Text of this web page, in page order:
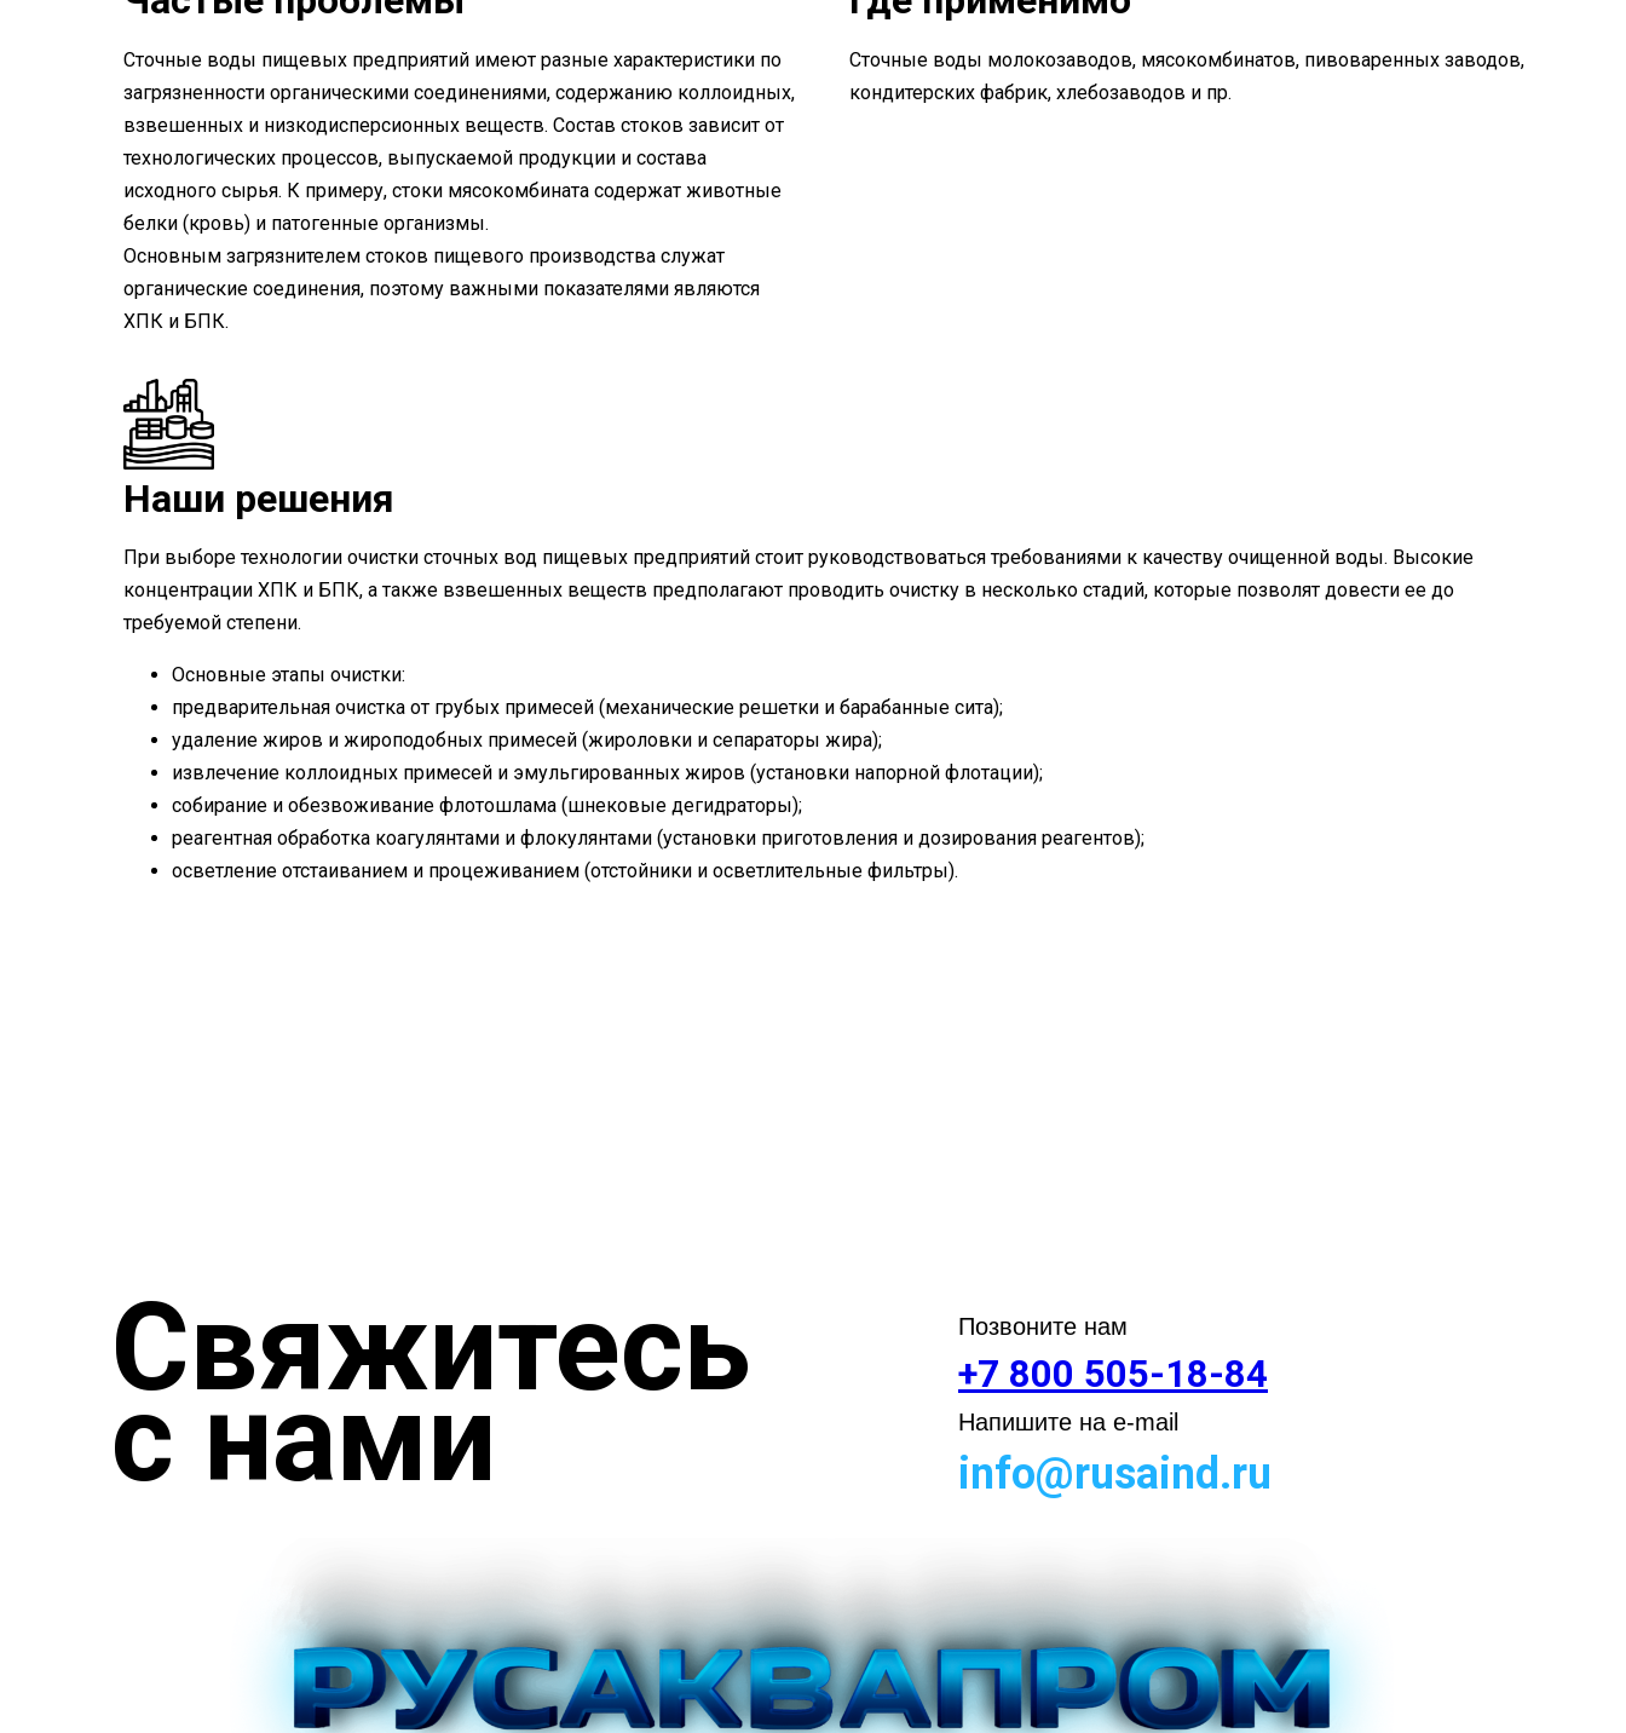
Сточные воды пищевых предприятий имеют разные характеристики по
загрязненности органическими соединениями, содержанию коллоидных,
взвешенных и низкодисперсионных веществ. Состав стоков зависит от
технологических процессов, выпускаемой продукции и состава
исходного сырья. К примеру, стоки мясокомбината содержат животные
белки (кровь) и патогенные организмы.
Основным загрязнителем стоков пищевого производства служат
органические соединения, поэтому важными показателями являются
ХПК и БПК.
Наши решения
При выборе технологии очистки сточных вод пищевых предприятий стоит руководствоваться требованиями к качеству очищенной воды. Высокие
концентрации ХПК и БПК, а также взвешенных веществ предполагают проводить очистку в несколько стадий, которые позволят довести ее до
требуемой степени.
Основные этапы очистки:
предварительная очистка от грубых примесей (механические решетки и барабанные сита);
удаление жиров и жироподобных примесей (жироловки и сепараторы жира);
извлечение коллоидных примесей и эмульгированных жиров (установки напорной флотации);
собирание и обезвоживание флотошлама (шнековые дегидраторы);
реагентная обработка коагулянтами и флокулянтами (установки приготовления и дозирования реагентов);
осветление отстаиванием и процеживанием (отстойники и осветлительные фильтры).
Сточные воды молокозаводов, мясокомбинатов, пивоваренных заводов,
кондитерских фабрик, хлебозаводов и пр.
Свяжитесь
с нами
Позвоните нам
+7 800 505-18-84
Напишите на e-mail
info@rusaind.ru